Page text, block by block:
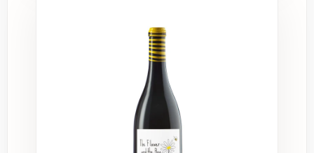
Valdehermoso Joven 2024
Was zeichnet den Valdehermoso Joven
2024 besonders aus?
Der Valdehermoso Joven 2024 überzeugt
durch seine jugendliche Frische, seine
fruchtigen Aromen und die leichte